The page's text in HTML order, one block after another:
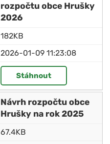
rozpočtu obce Hrušky
2026
182KB
2026-01-09 11:23:08
Stáhnout
Návrh rozpočtu obce
Hrušky na rok 2025
67.4KB